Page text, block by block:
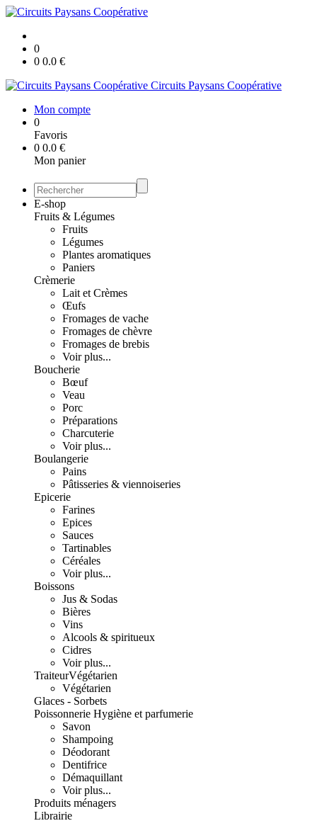
0
0 0.0 €
Circuits Paysans Coopérative
Mon compte
0
Favoris
0 0.0 €
Mon panier
E-shop
Fruits & Légumes
Fruits
Légumes
Plantes aromatiques
Paniers
Crèmerie
Lait et Crèmes
Œufs
Fromages de vache
Fromages de chèvre
Fromages de brebis
Voir plus...
Boucherie
Bœuf
Veau
Porc
Préparations
Charcuterie
Voir plus...
Boulangerie
Pains
Pâtisseries & viennoiseries
Epicerie
Farines
Epices
Sauces
Tartinables
Céréales
Voir plus...
Boissons
Jus & Sodas
Bières
Vins
Alcools & spiritueux
Cidres
Voir plus...
TraiteurVégétarien
Végétarien
Glaces - Sorbets
Poissonnerie Hygiène et parfumerie
Savon
Shampoing
Déodorant
Dentifrice
Démaquillant
Voir plus...
Produits ménagers
Librairie